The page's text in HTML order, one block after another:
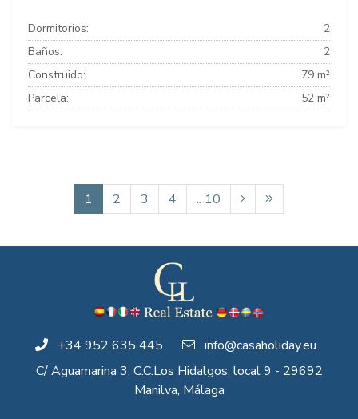
Dormitorios:
2
Baños:
2
Construido:
79 m²
Parcela:
52 m²
1 2 3 4 .. 10
+34 952 635 445
info@casaholiday.eu
C/ Aguamarina 3, C.C.Los Hidalgos, local 9 - 29692
Manilva, Málaga